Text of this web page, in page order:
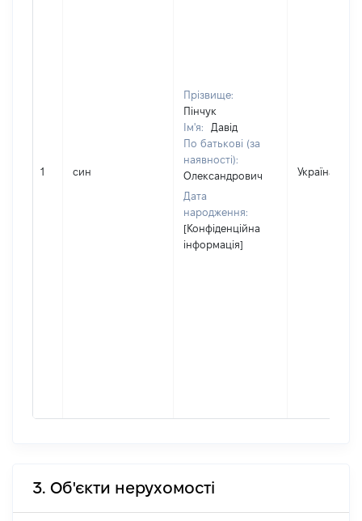
1 син
Прізвище:
Пінчук
Ім'я:
Давід
По батькові (за
наявності):
Олександрович
Дата
народження:
[Конфіденційна
інформація]
Україна
3. Об'єкти нерухомості